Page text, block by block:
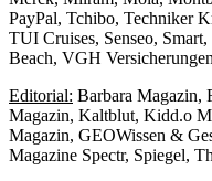
PayPal, Tchibo, Techniker
TUI Cruises, Senseo,
Beach, VGH
Editorial: Barbara Magazin,
Magazin, Kaltblut, Kidd.o
Magazin, GEOWissen &
Magazine Spectr, Spiegel,